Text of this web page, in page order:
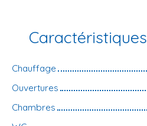
Caractéristiques
Chauffage
Ouvertures
Chambres